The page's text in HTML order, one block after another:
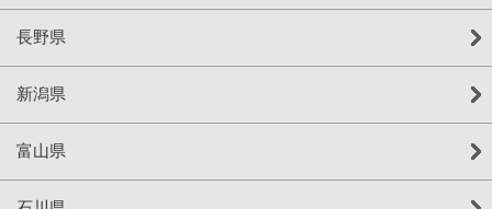
長野県
新潟県
富山県